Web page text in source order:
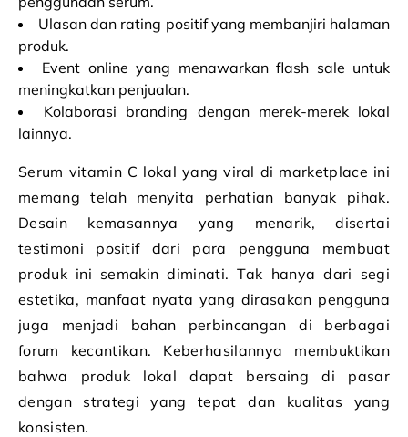
Ulasan dan rating positif yang membanjiri halaman
produk.
Event online yang menawarkan flash sale untuk
meningkatkan penjualan.
Kolaborasi branding dengan merek-merek lokal
lainnya.
Serum vitamin C lokal yang viral di marketplace ini
memang telah menyita perhatian banyak pihak.
Desain kemasannya yang menarik, disertai
testimoni positif dari para pengguna membuat
produk ini semakin diminati. Tak hanya dari segi
estetika, manfaat nyata yang dirasakan pengguna
juga menjadi bahan perbincangan di berbagai
forum kecantikan. Keberhasilannya membuktikan
bahwa produk lokal dapat bersaing di pasar
dengan strategi yang tepat dan kualitas yang
konsisten.